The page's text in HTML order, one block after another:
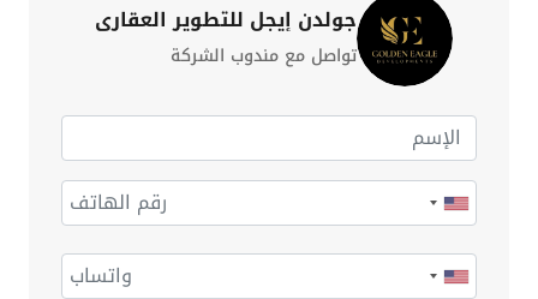
جولدن إيجل للتطوير العقاري
تواصل مع مندوب الشركة